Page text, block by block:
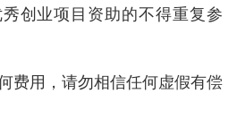
创业项目资助的不得重复参
费用，请勿相信任何虚假有偿